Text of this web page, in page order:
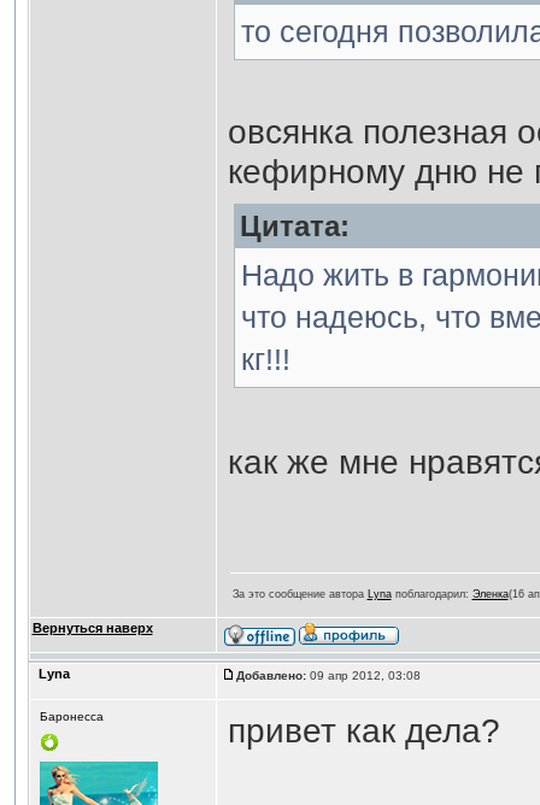
то сегодня
овсянка полезная
кефирному дню не
Цитата:
Надо жить в
что надеюсь, что
кг!!!
как же мне
За это сообщение автора Lynaпоблагодарил: Эленка(16
Вернуться наверх
Lyna Добавлено:09 апр 2012, 03:08
Баронесса привет как дела?